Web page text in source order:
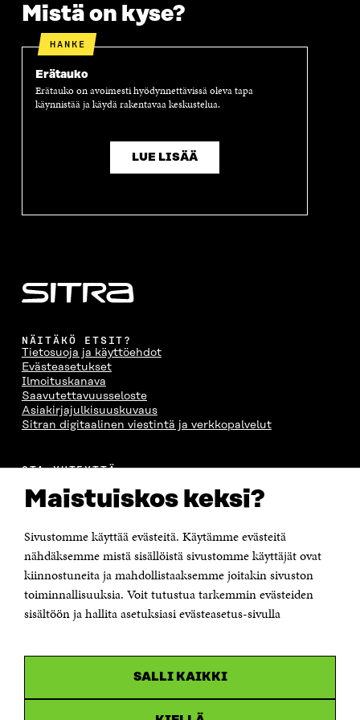
Maistuiskos keksi?
Sivustomme käyttää evästeitä. Käytämme evästeitä
nähdäksemme mistä sisällöistä sivustomme käyttäjät ovat
kiinnostuneita ja mahdollistaaksemme joitakin sivuston
toiminnallisuuksia. Voit tutustua tarkemmin evästeiden
sisältöön ja hallita asetuksiasi evästeasetus-sivulla
SALLI KAIKKI
Mistä on kyse?
HANKE
Erätauko
Erätauko on avoimesti hyödynnettävissä oleva tapa
käynnistää ja käydä rakentavaa keskustelua.
LUE LISÄÄ
NÄITÄKÖ ETSIT?
Tietosuoja ja käyttöehdot
Evästeasetukset
Ilmoituskanava
Saavutettavuusseloste
Asiakirjajulkisuuskuvaus
Sitran digitaalinen viestintä ja verkkopalvelut
OTA YHTEYTTÄ
Itämerenkatu 11-13, PL 160,
00181 Helsinki
Puhelin +358 294 618 991
Sähköpostiosoite
Saapumisohjeet
Y-tunnus 0202132-3